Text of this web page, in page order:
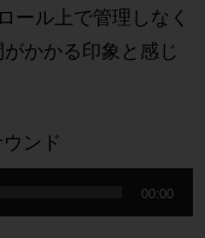
ール上で管理しなく
かかる印象と感じ
ンド
00:00